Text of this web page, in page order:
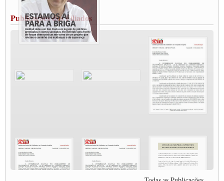
MODAL-LIVE#12 POLÍTICAS PÚBLICAS DE TRANSPORTE PARA A
CLASSE TRABALHADORA E ELEIÇÕES NA PANDEMIA
MODAL-LIVE#11 POLÍTICAS PÚBLICAS DE TRANSPORTE
JUVENTUDE DO TRANSPORTE: POR QUE DEVEMOS NOS ORGANIZAR?
Fabio Primo testa positivo para Coronavírus, mas está bem de saúde
Modal-Live#9 Quais são os direitos dos trabalhador@s que contraem a Covid-19 na
Participe da Campanha Fora Bolsonaro
CNTTL e FECOOTAC apoiam Campanha de testes de COVID-19 para
MODAL-LIVE#8 - Lideranças sindicais da CNTTL, CGTB e dos caminhoneiros
O PAPEL DA ITF E FUTAC NAS LUTAS, EMPREGO, DIREITOS EM
ESCALA GLOBAL E DA DEFESA DA VIDA
Modal-Live #6: Com participação especial do professor da Unisinos e Doutor em
Ciências da Comunicação da USP, Rafael Grohmann, que coordena uma pesquisa
Publicações dos Filiados